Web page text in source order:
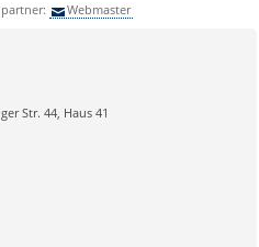
Webmaster
Str. 44, Haus 41